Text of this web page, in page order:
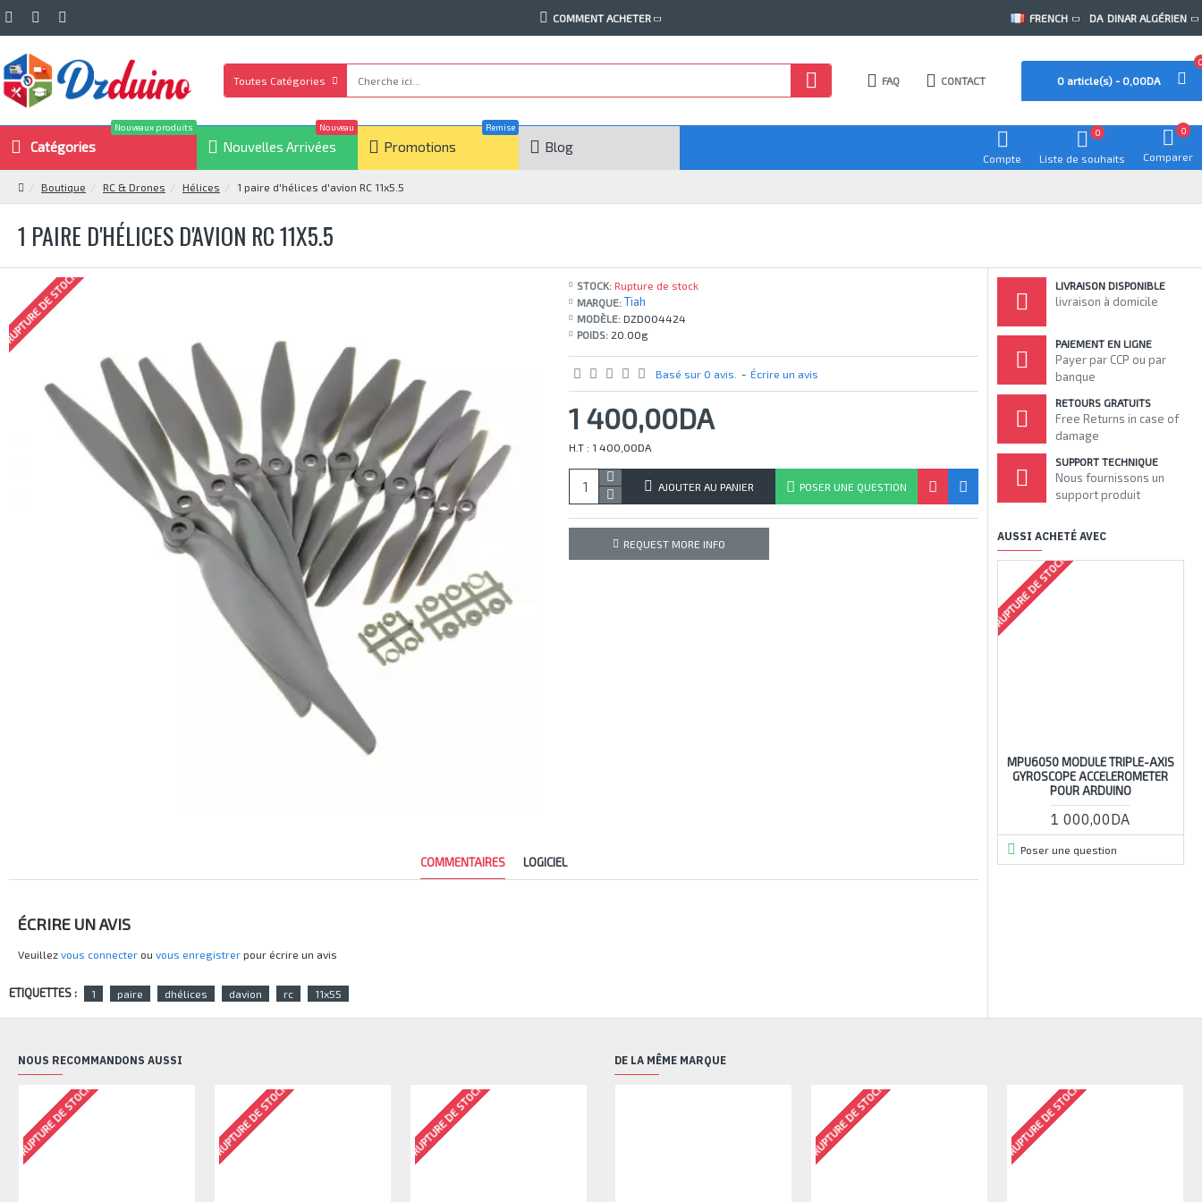
COMMENT ACHETER FRENCH DA DINAR ALGÉRIEN
Toutes Catégories FAQ CONTACT 0 article(s) - 0,00DA
Catégories
Nouveaux produits
Nouvelles Arrivées
Nouveau
Promotions
Remise
Blog
Compte Liste de souhaits
0
Comparer
0
Boutique RC & Drones Hélices 1 paire d'hélices d'avion RC 11x5.5
1 PAIRE D'HÉLICES D'AVION RC 11X5.5
RUPTURE DE STOCK STOCK: Rupture de stock
MARQUE: Tiah
MODÈLE: DZD004424
POIDS: 20.00g
Basé sur 0 avis. - Écrire un avis
1 400,00DA
H.T : 1 400,00DA
AJOUTER AU PANIER POSER UNE QUESTION
REQUEST MORE INFO
COMMENTAIRES LOGICIEL
ÉCRIRE UN AVIS
Veuillez vous connecter ou vous enregistrer pour écrire un avis
ETIQUETTES : 1 paire dhélices davion rc 11x55
LIVRAISON DISPONIBLE
livraison à domicile
PAIEMENT EN LIGNE
Payer par CCP ou par
banque
RETOURS GRATUITS
Free Returns in case of
damage
SUPPORT TECHNIQUE
Nous fournissons un
support produit
AUSSI ACHETÉ AVEC
RUPTURE DE STOCK
MPU6050 MODULE TRIPLE-AXIS
GYROSCOPE ACCELEROMETER
POUR ARDUINO
1 000,00DA
Poser une question
NOUS RECOMMANDONS AUSSI
RUPTURE DE STOCK RUPTURE DE STOCK RUPTURE DE STOCK RUPTURE DE STOCK
DE LA MÊME MARQUE
RUPTURE DE STOCK RUPTURE DE STOCK